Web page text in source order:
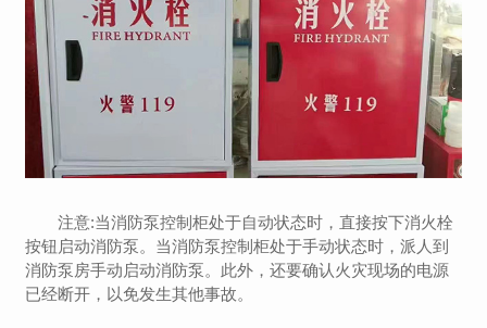
注意:当消防泵控制柜处于自动状态时，直接按下消火栓
按钮启动消防泵。当消防泵控制柜处于手动状态时，派人到
消防泵房手动启动消防泵。此外，还要确认火灾现场的电源
已经断开，以免发生其他事故。